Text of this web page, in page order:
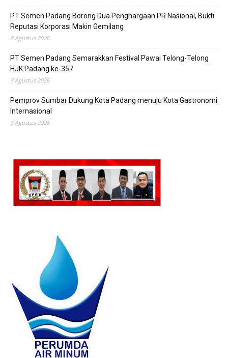
PT Semen Padang Borong Dua Penghargaan PR Nasional, Bukti
Reputasi Korporasi Makin Gemilang
8 Agustus 2026
PT Semen Padang Semarakkan Festival Pawai Telong-Telong
HJK Padang ke-357
8 Agustus 2026
Pemprov Sumbar Dukung Kota Padang menuju Kota Gastronomi
Internasional
8 Agustus 2026